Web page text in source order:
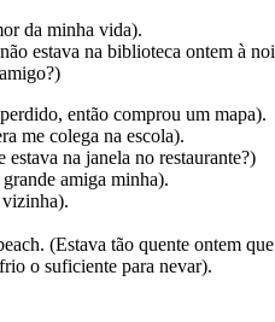
da minha vida).
estava na biblioteca ontem à
então comprou um mapa).
me colega na escola).
na janela no restaurante?)
amiga minha).
(Estava tão quente ontem
o suficiente para nevar).